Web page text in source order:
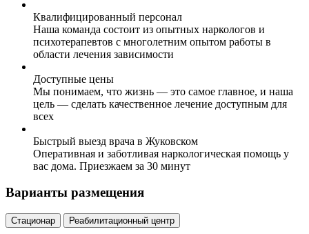
Квалифицированный персонал
Наша команда состоит из опытных наркологов и
психотерапевтов с многолетним опытом работы в
области лечения зависимости
Доступные цены
Мы понимаем, что жизнь — это самое главное, и наша
цель — сделать качественное лечение доступным для
всех
Быстрый выезд врача в Жуковском
Оперативная и заботливая наркологическая помощь у
вас дома. Приезжаем за 30 минут
Варианты размещения
Стационар Реабилитационный центр